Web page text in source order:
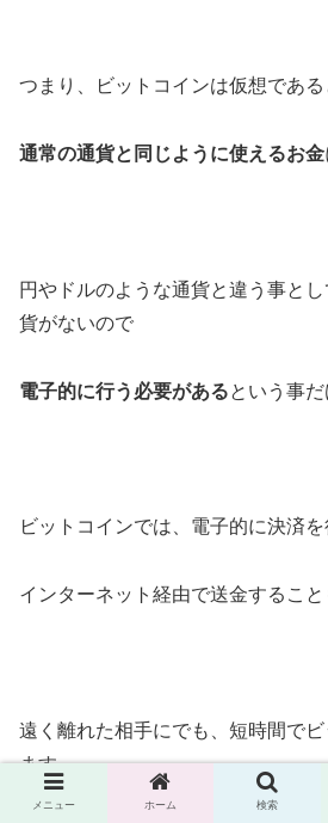
つまり、ビットコインは仮想である
通常の通貨と同じように使えるお金
円やドルのような通貨と違う事と
貨がないので
電子的に行う必要があるという事だ
ビットコインでは、電子的に決済を
インターネット経由で送金すること
遠く離れた相手にでも、短時間で
ます。
メニュー ホーム 検索